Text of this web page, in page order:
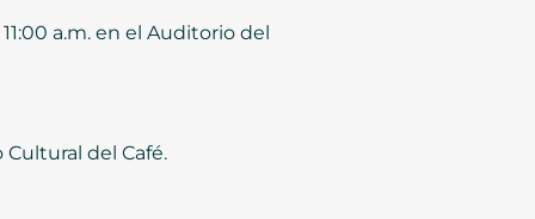
a.m. en el Auditorio del
del Café.